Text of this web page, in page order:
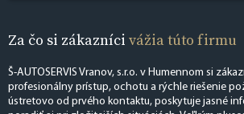
Za čo si zákazníci vážia túto firmu
Š-AUTOSERVIS Vranov, s.r.o. v Humennom si
profesionálny prístup, ochotu a rýchle riešenie
ústretovo od prvého kontaktu, poskytuje jasné